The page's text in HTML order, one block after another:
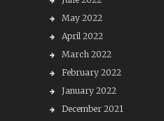
May 2022
April 2022
March 2022
February 2022
January 2022
December 2021